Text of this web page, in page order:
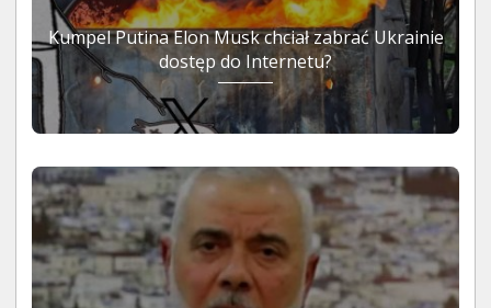
Kumpel Putina Elon Musk chciał zabrać Ukrainie
dostęp do Internetu?